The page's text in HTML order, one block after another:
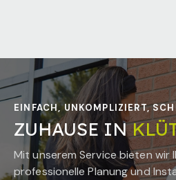
EINFACH, UNKOMPLIZIERT,
ZUHAUSE IN
Mit unserem Service bieten wir
professionelle Planung und